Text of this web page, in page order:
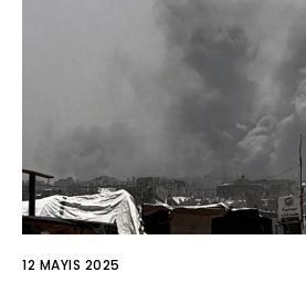
12 MAYIS 2025